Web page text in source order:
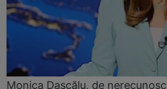
Monica Dascălu, de